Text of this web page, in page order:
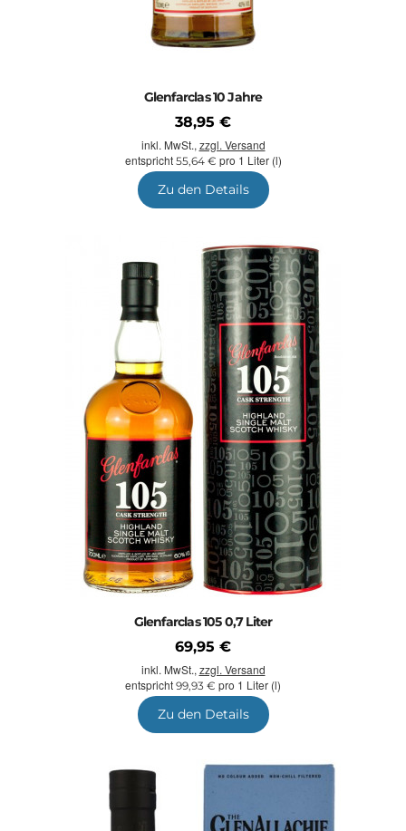
Glenfarclas 10 Jahre
38,95 €
inkl. MwSt., zzgl. Versand
entspricht 55,64 € pro 1 Liter (l)
Zu den Details
Glenfarclas 105 0,7 Liter
69,95 €
inkl. MwSt., zzgl. Versand
entspricht 99,93 € pro 1 Liter (l)
Zu den Details